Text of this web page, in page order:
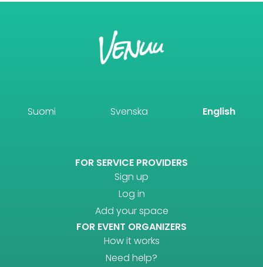
Suomi Svenska English
FOR SERVICE PROVIDERS
Sign up
Log in
Add your space
FOR EVENT ORGANIZERS
How it works
Need help?